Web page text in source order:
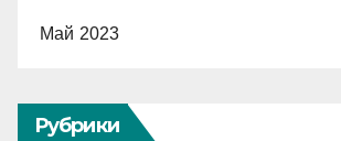
Май 2023
Рубрики